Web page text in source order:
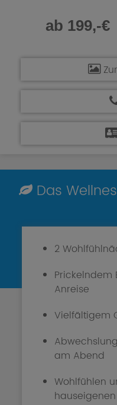
ab 199,-€
Das
2
Prickelndem
Anreise
Vielfältigem
am Abend
Wohlfühlen